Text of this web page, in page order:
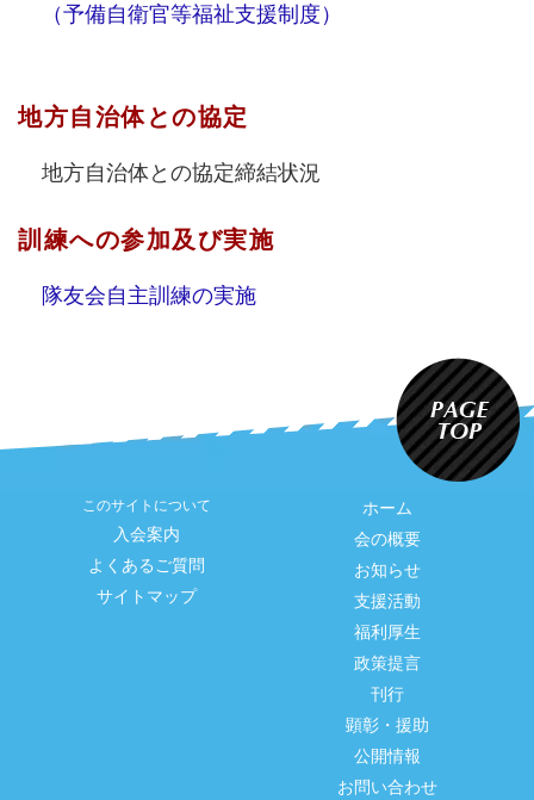
（予備自衛官等福祉支援制度）
地方自治体との協定
地方自治体との協定締結状況
訓練への参加及び実施
隊友会自主訓練の実施
このサイトについて
入会案内
よくあるご質問
サイトマップ
ホーム
会の概要
お知らせ
支援活動
福利厚生
政策提言
刊行
顕彰・援助
公開情報
お問い合わせ